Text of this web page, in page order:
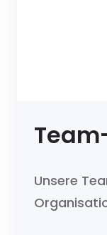
Unsere